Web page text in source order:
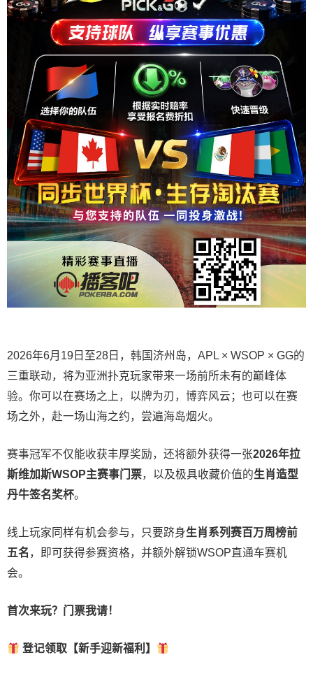
2026年6月19日至28日，韩国济州岛，APL × WSOP × GG的
三重联动，将为亚洲扑克玩家带来一场前所未有的巅峰体
验。 你可以在赛场之上，以牌为刃，博弈风云；也可以在赛
场之外，赴一场山海之约，尝遍海岛烟火。
赛事冠军不仅能收获丰厚奖励，还将额外获得一张2026年拉
斯维加斯WSOP主赛事门票，以及极具收藏价值的生肖造型
丹牛签名奖杯。
线上玩家同样有机会参与，只要跻身生肖系列赛百万周榜前
五名 ，即可获得参赛资格，并额外解锁WSOP直通车赛机
会。
首次来玩？门票我请！
登记领取【新手迎新福利】